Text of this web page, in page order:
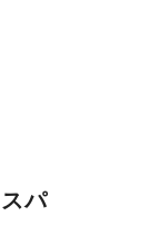
パ